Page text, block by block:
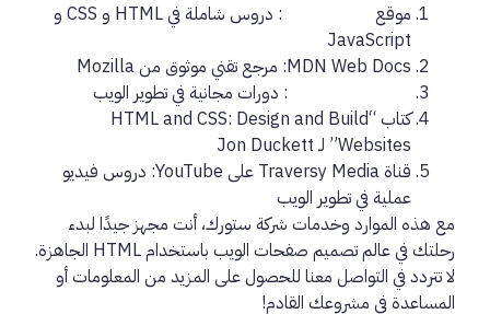
موقع
: دروس شاملة في HTML و CSS و
JavaScript
MDN Web Docs: مرجع تقني موثوق من Mozilla
: دورات مجانية في تطوير الويب
كتاب “HTML and CSS: Design and Build
Websites” لـ Jon Duckett
قناة Traversy Media على YouTube: دروس فيديو
عملية في تطوير الويب
مع هذه الموارد وخدمات شركة ستورك، أنت مجهز جيدًا لبدء
رحلتك في عالم تصميم صفحات الويب باستخدام HTML الجاهزة.
لا تتردد في التواصل معنا للحصول على المزيد من المعلومات أو
المساعدة في مشروعك القادم!